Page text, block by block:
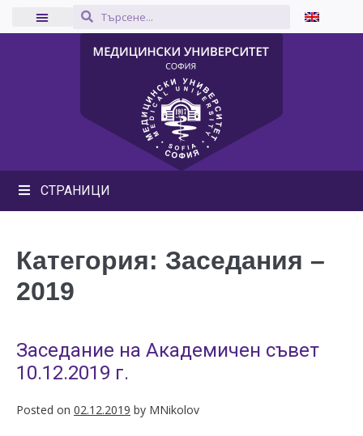
СТРАНИЦИ
Категория: Заседания –
2019
Заседание на Академичен съвет
10.12.2019 г.
Posted on 02.12.2019 by MNikolov